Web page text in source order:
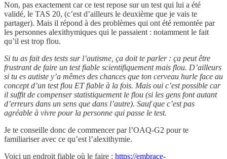
Non, pas exactement car ce test repose sur un test qui lui a été
validé, le TAS 20, (c’est d’ailleurs le deuxième que je vais te
partager). Mais il répond à des problèmes qui ont été remontée par
les personnes alexithymiques qui le passaient : notamment le fait
qu’il est trop flou.
Si tu as fait des tests sur l’autisme, ça doit te parler : ça peut être
frustrant de faire un test fiable scientifiquement mais flou. D’ailleurs
si tu es autiste y’a mêmes des chances que ton cerveau hurle face au
concept d’un test flou ET fiable à la fois. Mais oui c’est possible car
il suffit de compenser statistiquement le flou (si les gens font autant
d’erreurs dans un sens que dans l’autre). Sauf que c’est pas
agréable à vivre pour la personne qui passe le test.
Je te conseille donc de commencer par l’OAQ-G2 pour te
familiariser avec ce qu’est l’alexithymie.
Voici un endroit fiable où le faire : https://embrace-